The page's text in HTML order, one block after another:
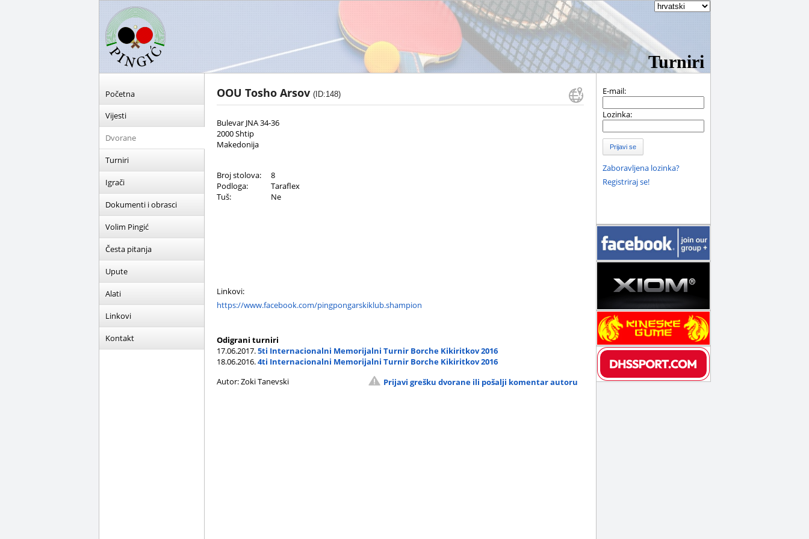
Turniri
Početna
Vijesti
Dvorane
Turniri
Igrači
Dokumenti i obrasci
Volim Pingić
Česta pitanja
Upute
Alati
Linkovi
Kontakt
OOU Tosho Arsov (ID:148)
Bulevar JNA 34-36
2000 Shtip
Makedonija
Broj stolova:
8
Podloga:
Taraflex
Tuš:
Ne
Linkovi:
https://www.facebook.com/pingpongarskiklub.shampion
Odigrani turniri
17.06.2017.5ti Internacionalni Memorijalni Turnir Borche Kikiritkov 2016
18.06.2016.4ti Internacionalni Memorijalni Turnir Borche Kikiritkov 2016
Autor: Zoki Tanevski
Prijavi grešku dvorane ili pošalji komentar autoru
E-mail:
Lozinka:
Prijavi se
Zaboravljena lozinka?
Registriraj se!